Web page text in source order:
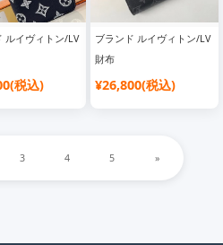
ルイヴィトン/LV
税込)
ブランド ルイヴィトン/LV
財布
¥26,800(税込)
3 4 5 »